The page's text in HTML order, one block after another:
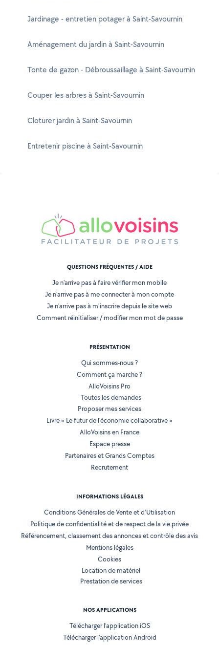
Jardinage - entretien potager à Saint-Savournin
Aménagement du jardin à Saint-Savournin
Tonte de gazon - Débroussaillage à Saint-Savournin
Couper les arbres à Saint-Savournin
Cloturer jardin à Saint-Savournin
Entretenir piscine à Saint-Savournin
QUESTIONS FRÉQUENTES / AIDE
Je n'arrive pas à faire vérifier mon mobile
Je n'arrive pas à me connecter à mon compte
Je n'arrive pas à m'inscrire depuis le site web
Comment réinitialiser / modifier mon mot de passe
PRÉSENTATION
Qui sommes-nous ?
Comment ça marche ?
AlloVoisins Pro
Toutes les demandes
Proposer mes services
Livre « Le futur de l'économie collaborative »
AlloVoisins en France
Espace presse
Partenaires et Grands Comptes
Recrutement
INFORMATIONS LÉGALES
Conditions Générales de Vente et d'Utilisation
Politique de confidentialité et de respect de la vie privée
Référencement, classement des annonces et contrôle des avis
Mentions légales
Cookies
Location de matériel
Prestation de services
NOS APPLICATIONS
Télécharger l’application iOS
Télécharger l’application Android